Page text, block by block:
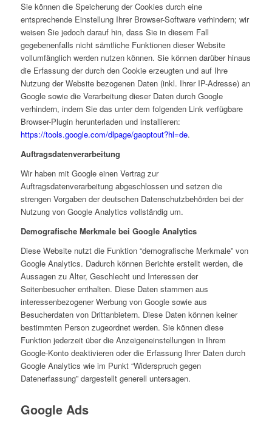
Sie können die Speicherung der Cookies durch eine
entsprechende Einstellung Ihrer Browser-Software verhindern; wir
weisen Sie jedoch darauf hin, dass Sie in diesem Fall
gegebenenfalls nicht sämtliche Funktionen dieser Website
vollumfänglich werden nutzen können. Sie können darüber hinaus
die Erfassung der durch den Cookie erzeugten und auf Ihre
Nutzung der Website bezogenen Daten (inkl. Ihrer IP-Adresse) an
Google sowie die Verarbeitung dieser Daten durch Google
verhindern, indem Sie das unter dem folgenden Link verfügbare
Browser-Plugin herunterladen und installieren:
https://tools.google.com/dlpage/gaoptout?hl=de.
Auftragsdatenverarbeitung
Wir haben mit Google einen Vertrag zur
Auftragsdatenverarbeitung abgeschlossen und setzen die
strengen Vorgaben der deutschen Datenschutzbehörden bei der
Nutzung von Google Analytics vollständig um.
Demografische Merkmale bei Google Analytics
Diese Website nutzt die Funktion “demografische Merkmale” von
Google Analytics. Dadurch können Berichte erstellt werden, die
Aussagen zu Alter, Geschlecht und Interessen der
Seitenbesucher enthalten. Diese Daten stammen aus
interessenbezogener Werbung von Google sowie aus
Besucherdaten von Drittanbietern. Diese Daten können keiner
bestimmten Person zugeordnet werden. Sie können diese
Funktion jederzeit über die Anzeigeneinstellungen in Ihrem
Google-Konto deaktivieren oder die Erfassung Ihrer Daten durch
Google Analytics wie im Punkt “Widerspruch gegen
Datenerfassung” dargestellt generell untersagen.
Google Ads